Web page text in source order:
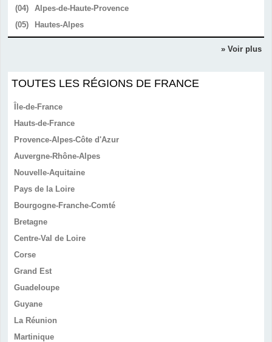
(04)
Alpes-de-Haute-Provence
(05)
Hautes-Alpes
» Voir plus
TOUTES LES RÉGIONS DE FRANCE
Île-de-France
Hauts-de-France
Provence-Alpes-Côte d'Azur
Auvergne-Rhône-Alpes
Nouvelle-Aquitaine
Pays de la Loire
Bourgogne-Franche-Comté
Bretagne
Centre-Val de Loire
Corse
Grand Est
Guadeloupe
Guyane
La Réunion
Martinique